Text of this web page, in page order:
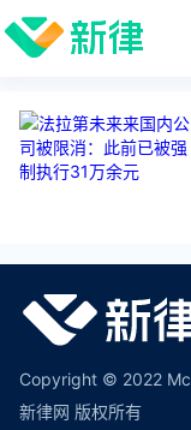
Copyright © 2022
新律网 版权所有